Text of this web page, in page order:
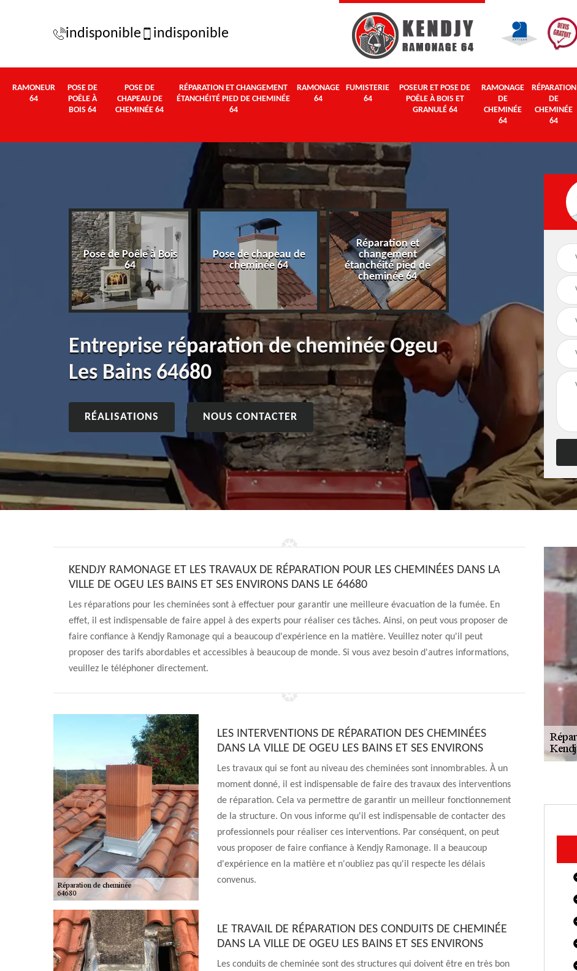
indisponible indisponible
RAMONEUR
64
POSE DE
POÊLE À
BOIS 64
POSE DE
CHAPEAU DE
CHEMINÉE 64
RÉPARATION ET CHANGEMENT
ÉTANCHÉITÉ PIED DE CHEMINÉE
64
RAMONAGE
64
FUMISTERIE
64
POSEUR ET POSE DE
POÊLE À BOIS ET
GRANULÉ 64
RAMONAGE
DE
CHEMINÉE
64
RÉPARATION
DE
CHEMINÉE
64
Pose de Poêle à Bois
64
Pose de chapeau de
cheminée 64
Réparation et
changement
étanchéité pied de
cheminée 64
Entreprise réparation de cheminée Ogeu
Les Bains 64680
RÉALISATIONS NOUS CONTACTER
KENDJY RAMONAGE ET LES TRAVAUX DE RÉPARATION POUR LES CHEMINÉES DANS LA
VILLE DE OGEU LES BAINS ET SES ENVIRONS DANS LE 64680
Les réparations pour les cheminées sont à effectuer pour garantir une meilleure évacuation de la fumée. En
effet, il est indispensable de faire appel à des experts pour réaliser ces tâches. Ainsi, on peut vous proposer de
faire confiance à Kendjy Ramonage qui a beaucoup d'expérience en la matière. Veuillez noter qu'il peut
proposer des tarifs abordables et accessibles à beaucoup de monde. Si vous avez besoin d'autres informations,
veuillez le téléphoner directement.
LES INTERVENTIONS DE RÉPARATION DES CHEMINÉES
DANS LA VILLE DE OGEU LES BAINS ET SES ENVIRONS
Les travaux qui se font au niveau des cheminées sont innombrables. À un
moment donné, il est indispensable de faire des travaux des interventions
de réparation. Cela va permettre de garantir un meilleur fonctionnement
de la structure. On vous informe qu'il est indispensable de contacter des
professionnels pour réaliser ces interventions. Par conséquent, on peut
vous proposer de faire confiance à Kendjy Ramonage. Il a beaucoup
d'expérience en la matière et n'oubliez pas qu'il respecte les délais
convenus.
LE TRAVAIL DE RÉPARATION DES CONDUITS DE CHEMINÉE
DANS LA VILLE DE OGEU LES BAINS ET SES ENVIRONS
Les conduits de cheminée sont des structures qui doivent être en très bon